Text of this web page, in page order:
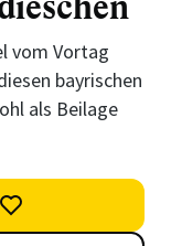
vom Vortag
bayrischen
als Beilage